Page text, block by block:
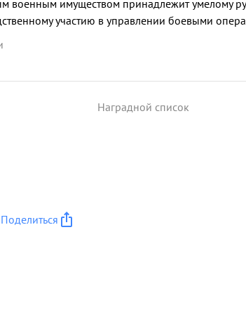
военным имуществом принадлежит умелому
участию в управлении боевыми
успехи по уничтожению врага бриг гада
к присвоению звания ГВАРДЕЙСКОЙ.
Поделиться
Наградной список